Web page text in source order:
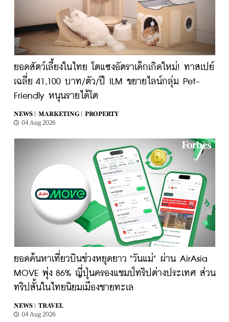
ยอดสัตว์เลี้ยงในไทย โตแซงอัตราเด็กเกิดใหม่! ทาสเปย์
เฉลี่ย 41,100 บาท/ตัว/ปี ILM ขยายไลน์กลุ่ม Pet-
Friendly หนุนรายได้โต
NEWS | MARKETING |
PROPERTY
04 Aug 2026
ยอดค้นหาเที่ยวบินช่วงหยุดยาว "วันแม่" ผ่าน AirAsia
MOVE พุ่ง 86% ญี่ปุ่นครองแชมป์ทริปต่างประเทศ ส่วน
ทริปสั้นในไทยนิยมเมืองชายทะเล
NEWS |
TRAVEL
04 Aug 2026